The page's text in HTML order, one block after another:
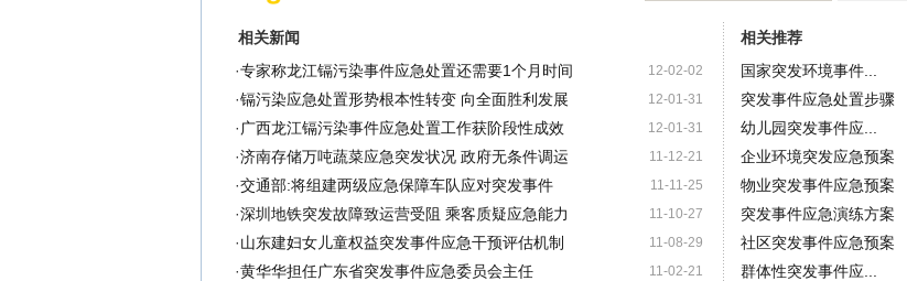
相关新闻
12-02-02
·专家称龙江镉污染事件应急处置还需要1个月时间
12-01-31
·镉污染应急处置形势根本性转变 向全面胜利发展
12-01-31
· 广西龙江镉污染事件应急处置工作获阶段性成效
11-12-21
·济南存储万吨蔬菜应急突发状况 政府无条件调运
11-11-25
·交通部:将组建两级应急保障车队应对突发事件
11-10-27
·深圳地铁突发故障致运营受阻 乘客质疑应急能力
11-08-29
·山东建妇女儿童权益突发事件应急干预评估机制
11-02-21
·黄华华担任广东省突发事件应急委员会主任
相关推荐
国家突发环境事件...
突发事件应急处置步骤
幼儿园突发事件应...
企业环境突发应急预案
物业突发事件应急预案
突发事件应急演练方案
社区突发事件应急预案
群体性突发事件应...